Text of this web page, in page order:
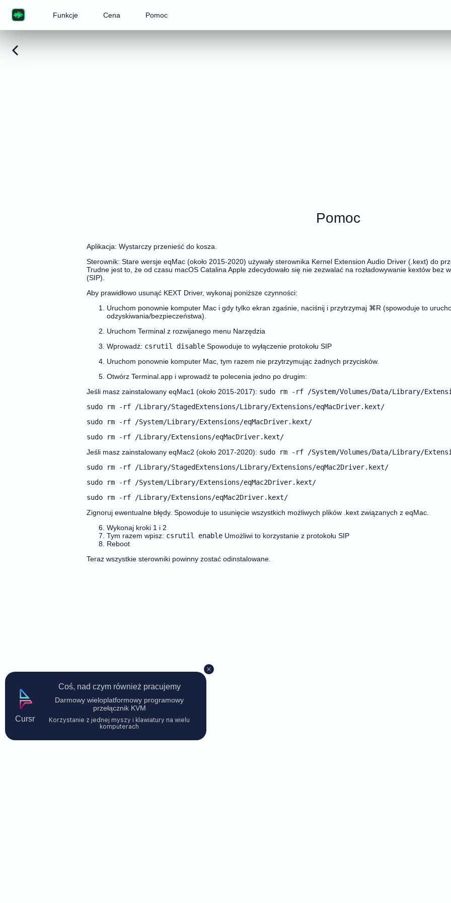
Funkcje Cena Pomoc
Pomoc
Aplikacja: Wystarczy przenieść do kosza.
Sterownik: Stare wersje eqMac (około 2015-2020) używały sterownika Kernel Extension Audio Driver (.kext) do
Trudne jest to, że od czasu macOS Catalina Apple zdecydowało się nie zezwalać na rozładowywanie kextów bez
(SIP).
Aby prawidłowo usunąć KEXT Driver, wykonaj poniższe czynności:
Uruchom ponownie komputer Mac i gdy tylko ekran zgaśnie, naciśnij i przytrzymaj ⌘R (spowoduje to
odzyskiwania/bezpieczeństwa).
Uruchom Terminal z rozwijanego menu Narzędzia
Wprowadź: csrutil disable Spowoduje to wyłączenie protokołu SIP
Uruchom ponownie komputer Mac, tym razem nie przytrzymując żadnych przycisków.
Otwórz Terminal.app i wprowadź te polecenia jedno po drugim:
Jeśli masz zainstalowany eqMac1 (około 2015-2017): sudo rm -rf /System/Volumes/Data/Library/
sudo rm -rf /Library/StagedExtensions/Library/Extensions/eqMacDriver.kext/
sudo rm -rf /System/Library/Extensions/eqMacDriver.kext/
sudo rm -rf /Library/Extensions/eqMacDriver.kext/
Jeśli masz zainstalowany eqMac2 (około 2017-2020): sudo rm -rf /System/Volumes/Data/Library/
sudo rm -rf /Library/StagedExtensions/Library/Extensions/eqMac2Driver.kext/
sudo rm -rf /System/Library/Extensions/eqMac2Driver.kext/
sudo rm -rf /Library/Extensions/eqMac2Driver.kext/
Zignoruj ewentualne błędy. Spowoduje to usunięcie wszystkich możliwych plików .kext związanych z eqMac.
Wykonaj kroki 1 i 2
Tym razem wpisz: csrutil enable Umożliwi to korzystanie z protokołu SIP
Reboot
Teraz wszystkie sterowniki powinny zostać odinstalowane.
Cursr
Coś, nad czym również pracujemy
Darmowy wieloplatformowy programowy
przełącznik KVM
Korzystanie z jednej myszy i klawiatury na wielu
komputerach